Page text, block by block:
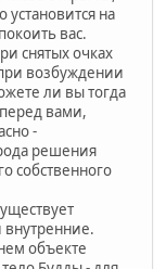
на
вас.
снятых очках
возбуждении
ли вы тогда
вами,
-
решения
собственного
объекте